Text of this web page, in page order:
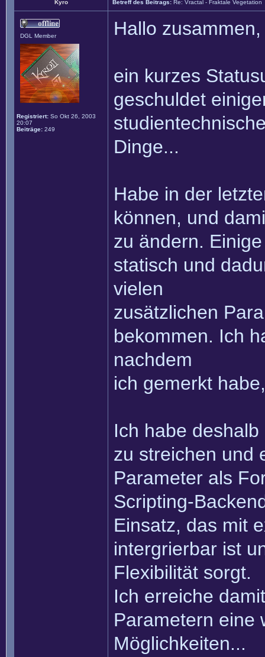
Kyro Betreff des Beitrags: Re: Vractal - Fraktale Vegetation
DGL Member
Registriert: So Okt 26, 2003
20:07
Beiträge: 249
Hallo zusammen,
ein kurzes
geschuldet
Dinge...
Habe in der
können, und
zu ändern.
statisch und
vielen
zusätzlichen
bekommen. Ich
nachdem
ich gemerkt
Ich habe
zu streichen und
Parameter als
Scripting-
Einsatz, das mit
intergrierbar ist
Flexibilität sorgt.
Ich erreiche
Parametern eine
Möglichkeiten...